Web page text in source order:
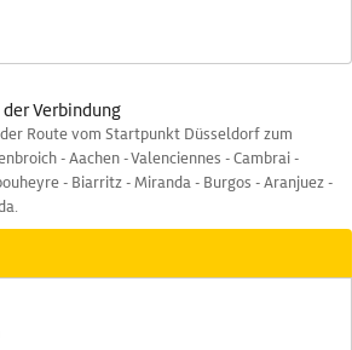
Verbindung
Route vom Startpunkt Düsseldorf zum
- Aachen - Valenciennes - Cambrai -
- Biarritz - Miranda - Burgos - Aranjuez -